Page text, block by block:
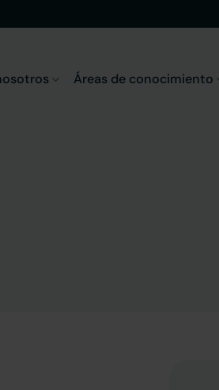
Áreas de conocimiento